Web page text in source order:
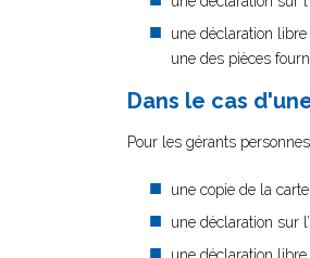
une déclaration
une des pièces
Dans le cas
Pour les gérants
une copie de la
une déclaration sur